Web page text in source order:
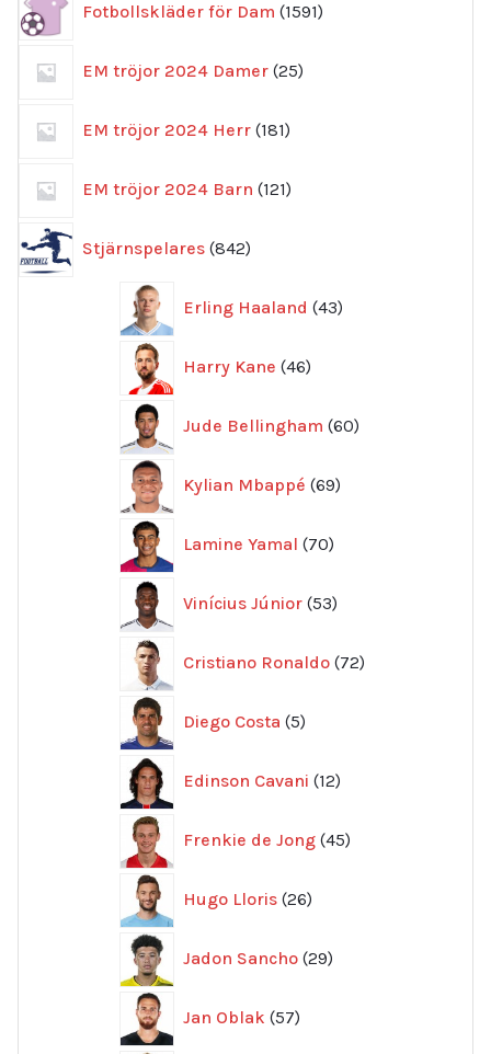
Fotbollskläder för Dam 1591
produkter
EM tröjor 2024 Damer 25
produkter
EM tröjor 2024 Herr 181
produkter
EM tröjor 2024 Barn 121
produkter
Stjärnspelares 842
produkter
Erling Haaland 43
produkter
Harry Kane 46
produkter
Jude Bellingham 60
produkter
Kylian Mbappé 69
produkter
Lamine Yamal 70
produkter
Vinícius Júnior 53
produkter
Cristiano Ronaldo 72
produkter
Diego Costa 5
produkter
Edinson Cavani 12
produkter
Frenkie de Jong 45
produkter
Hugo Lloris 26
produkter
Jadon Sancho 29
produkter
Jan Oblak 57
produkter